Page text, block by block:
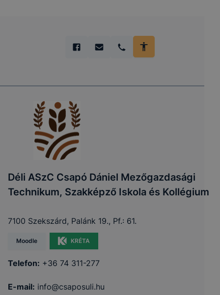
Déli ASzC Csapó Dániel Mezőgazdasági
Technikum, Szakképző Iskola és Kollégium
7100 Szekszárd, Palánk 19., Pf.: 61.
Moodle KRÉTA
Telefon: +36 74 311-277
E-mail: info@csaposuli.hu